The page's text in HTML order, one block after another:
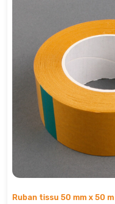
Ruban tissu 50 mm x 50 m